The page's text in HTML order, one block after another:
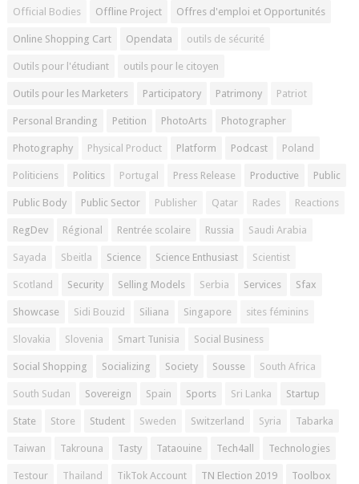
Official Bodies Offline Project Offres d'emploi et Opportunités
Online Shopping Cart Opendata outils de sécurité
Outils pour l'étudiant outils pour le citoyen
Outils pour les Marketers Participatory Patrimony Patriot
Personal Branding Petition PhotoArts Photographer
Photography Physical Product Platform Podcast Poland
Politiciens Politics Portugal Press Release Productive Public
Public Body Public Sector Publisher Qatar Rades Reactions
RegDev Régional Rentrée scolaire Russia Saudi Arabia
Sayada Sbeitla Science Science Enthusiast Scientist
Scotland Security Selling Models Serbia Services Sfax
Showcase Sidi Bouzid Siliana Singapore sites féminins
Slovakia Slovenia Smart Tunisia Social Business
Social Shopping Socializing Society Sousse South Africa
South Sudan Sovereign Spain Sports Sri Lanka Startup
State Store Student Sweden Switzerland Syria Tabarka
Taiwan Takrouna Tasty Tataouine Tech4all Technologies
Testour Thailand TikTok Account TN Election 2019 Toolbox